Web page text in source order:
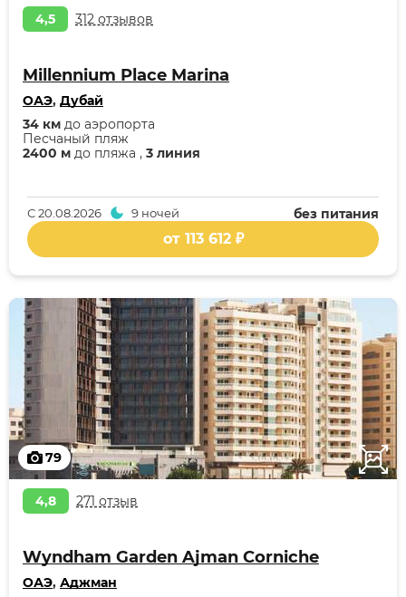
4,5 312 отзывов
Millennium Place Marina
ОАЭ, Дубай
2400 м до пляжа , 3 линия
Песчаный пляж
34 км до аэропорта
без питания
С20.08.2026 9 ночей
от 113 612 ₽
79
4,8 271 отзыв
Wyndham Garden Ajman Corniche
ОАЭ, Аджман